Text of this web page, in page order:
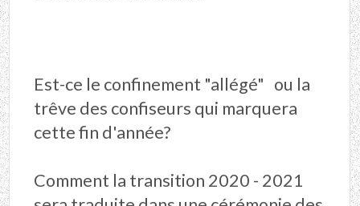
Est-ce le confinement "allégé" ou la
trêve des confiseurs qui marquera
cette fin d'année?
Comment la transition 2020 - 2021